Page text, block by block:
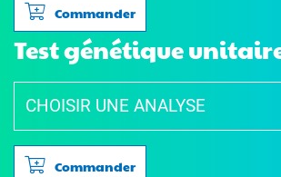
Commander
Test génétique
Commander